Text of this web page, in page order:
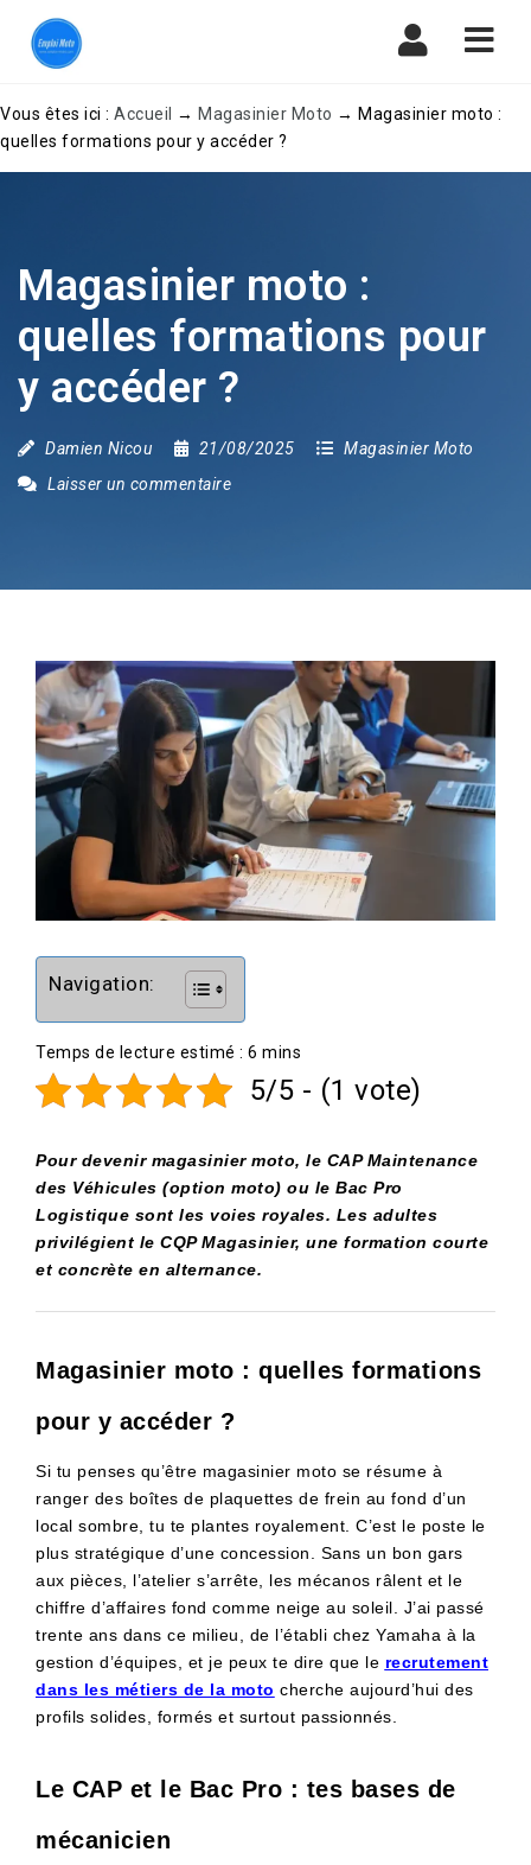
Vous êtes ici : Accueil → Magasinier Moto → Magasinier moto :
quelles formations pour y accéder ?
Magasinier moto :
quelles formations pour
y accéder ?
Damien Nicou 21/08/2025
Magasinier Moto
Laisser un commentaire
Navigation:
5/5 - (1 vote)
Pour devenir magasinier moto, le CAP Maintenance
des Véhicules (option moto) ou le Bac Pro
Logistique sont les voies royales. Les adultes
privilégient le CQP Magasinier, une formation courte
et concrète en alternance.
Magasinier moto : quelles formations
pour y accéder ?
Si tu penses qu’être magasinier moto se résume à
ranger des boîtes de plaquettes de frein au fond d’un
local sombre, tu te plantes royalement. C’est le poste le
plus stratégique d’une concession. Sans un bon gars
aux pièces, l’atelier s’arrête, les mécanos râlent et le
chiffre d’affaires fond comme neige au soleil. J’ai passé
trente ans dans ce milieu, de l’établi chez Yamaha à la
gestion d’équipes, et je peux te dire que le recrutement
dans les métiers de la moto cherche aujourd’hui des
profils solides, formés et surtout passionnés.
Le CAP et le Bac Pro : tes bases de
mécanicien